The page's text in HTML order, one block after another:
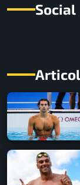
Social